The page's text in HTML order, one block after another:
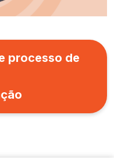
processo de